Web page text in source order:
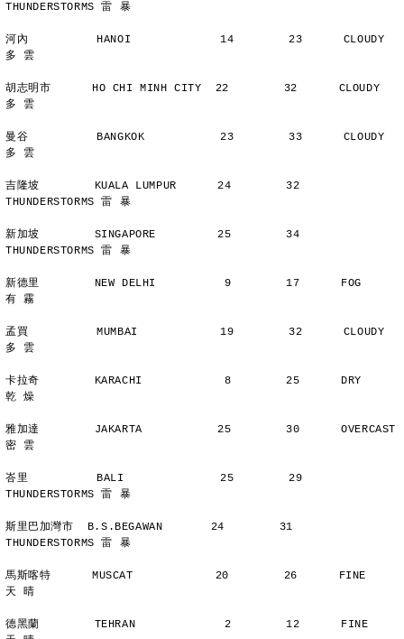
THUNDERSTORMS 雷 暴
河內          HANOI             14        23      CLOUDY
多 雲
胡志明市      HO CHI MINH CITY  22        32      CLOUDY
多 雲
曼谷          BANGKOK           23        33      CLOUDY
多 雲
吉隆坡        KUALA LUMPUR      24        32
THUNDERSTORMS 雷 暴
新加坡        SINGAPORE         25        34
THUNDERSTORMS 雷 暴
新德里        NEW DELHI          9        17      FOG
有 霧
孟買          MUMBAI            19        32      CLOUDY
多 雲
卡拉奇        KARACHI            8        25      DRY
乾 燥
雅加達        JAKARTA           25        30      OVERCAST
密 雲
峇里          BALI              25        29
THUNDERSTORMS 雷 暴
斯里巴加灣市  B.S.BEGAWAN       24        31
THUNDERSTORMS 雷 暴
馬斯喀特      MUSCAT            20        26      FINE
天 晴
德黑蘭        TEHRAN             2        12      FINE